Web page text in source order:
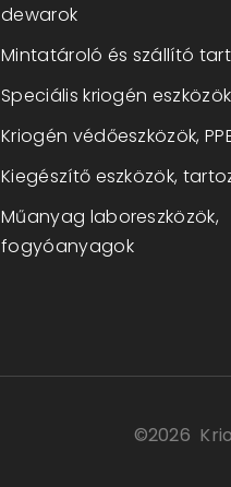
dewarok
Mintatároló és szállító
Speciális kriogén eszközök
Kriogén védőeszközök,
Kiegészítő eszközök,
Műanyag laboreszközök,
fogyóanyagok
©2026